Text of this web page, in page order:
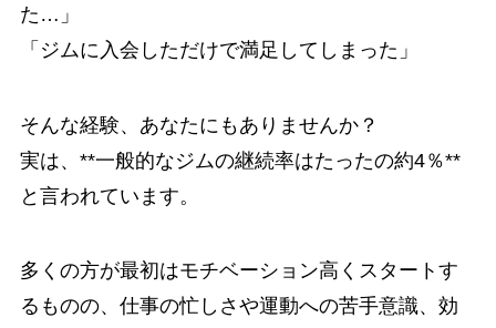
た…」
「ジムに入会しただけで満足してしまった」
そんな経験、あなたにもありませんか？
実は、**一般的なジムの継続率はたったの約4％**
と言われています。
多くの方が最初はモチベーション高くスタートす
るものの、仕事の忙しさや運動への苦手意識、効